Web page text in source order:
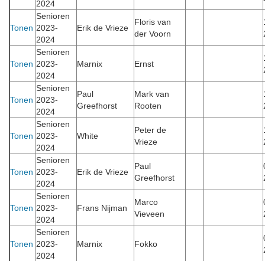
2024
Tonen
Senioren
2023-
2024
Erik de Vrieze
Floris van
der Voorn
Tonen
Senioren
2023-
2024
Marnix Ernst
Tonen
Senioren
2023-
2024
Paul
Greefhorst
Mark van
Rooten
Tonen
Senioren
2023-
2024
White
Peter de
Vrieze
Tonen
Senioren
2023-
2024
Erik de Vrieze
Paul
Greefhorst
Tonen
Senioren
2023-
2024
Frans Nijman
Marco
Vieveen
Tonen
Senioren
2023-
2024
Marnix Fokko